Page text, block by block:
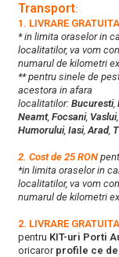
Transport:
1. LIVRARE GRATUITA
* in limita oraselor in
localitatilor, va vom
numarul de kilometri
** pentru sinele de
acestora in afara
localitatilor: Bucuresti,
Neamt, Focsani, Vaslui,
Humorului, Iasi,Arad,
2. Cost de 25 RON
*in limita oraselor in
localitatilor, va vom
numarul de kilometri
2. LIVRARE GRATUITA
pentru KIT-uri Porti
oricarorprofile ce